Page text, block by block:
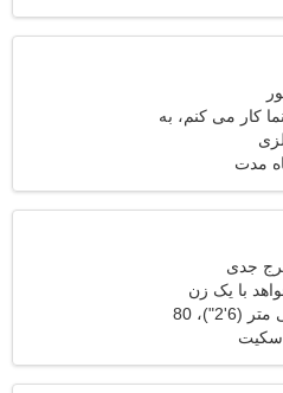
کار می کنم، به
نیاز دارم
مدت
با یک زن
187 سانتی متر (6'2")، 80